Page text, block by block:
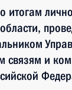
итогам
связям и